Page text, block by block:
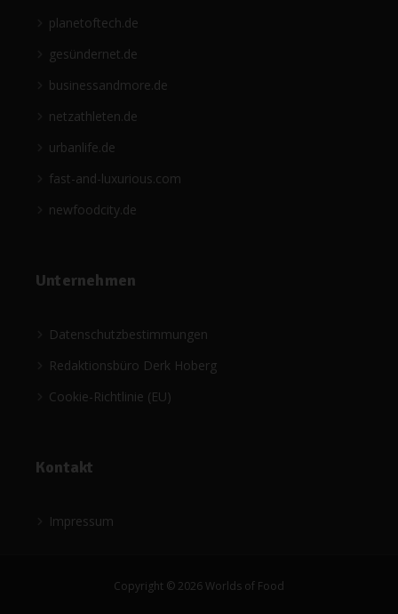
planetoftech.de
gesündernet.de
businessandmore.de
netzathleten.de
urbanlife.de
fast-and-luxurious.com
newfoodcity.de
Unternehmen
Datenschutzbestimmungen
Redaktionsbüro Derk Hoberg
Cookie-Richtlinie (EU)
Kontakt
Impressum
Copyright © 2026 Worlds of Food